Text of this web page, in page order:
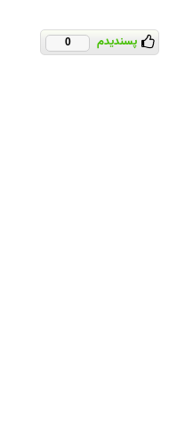
پسندیدم 0